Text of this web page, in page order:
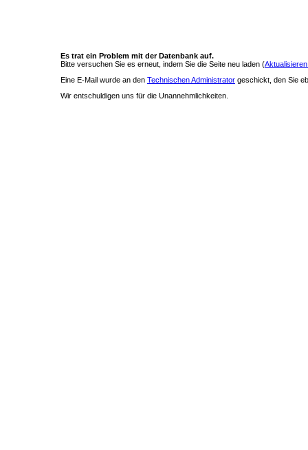
Es trat ein Problem mit der Datenbank auf.
Bitte versuchen Sie es erneut, indem Sie die Seite neu laden (
Eine E-Mail wurde an den Technischen Administrator geschickt, den Sie
Wir entschuldigen uns für die Unannehmlichkeiten.